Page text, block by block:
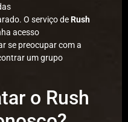
O serviço deRush
acesso
se preocupar com a
um grupo
o Rush